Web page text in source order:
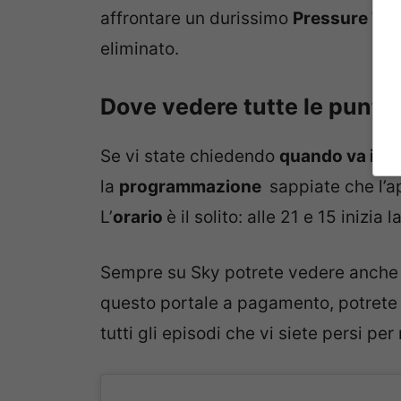
affrontare un durissimo Pressure Test
eliminato.
Dove vedere tutte le
Se vi state chiedendo quando va in
la programmazione sappiate che
L’orario è il solito: alle 21 e 15 inizia
Sempre su Sky potrete vedere anche
questo portale a pagamento,
tutti gli episodi che vi siete persi per